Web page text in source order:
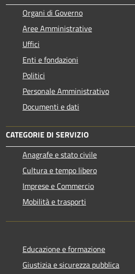
Organi di Governo
Aree Amministrative
Uffici
Enti e fondazioni
Politici
Personale Amministrativo
Documenti e dati
CATEGORIE DI SERVIZIO
Anagrafe e stato civile
Cultura e tempo libero
Imprese e Commercio
Mobilità e trasporti
Educazione e formazione
Giustizia e sicurezza pubblica